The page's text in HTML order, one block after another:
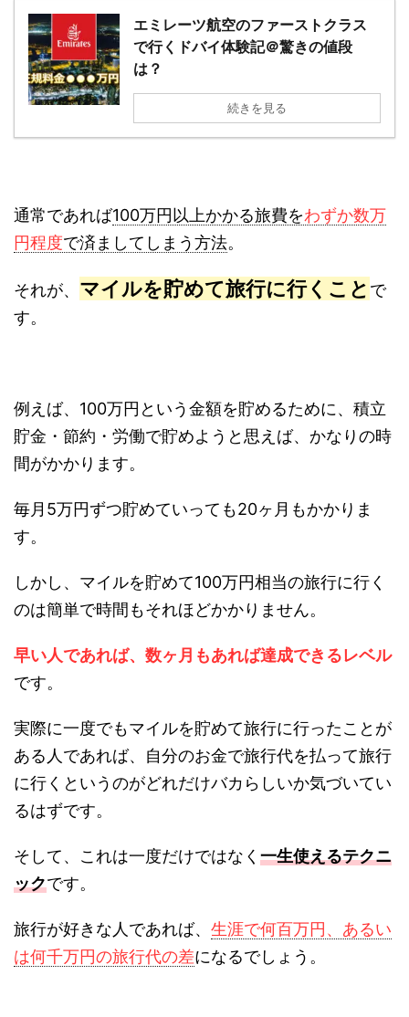
エミレーツ航空のファーストクラス
で行くドバイ体験記＠驚きの値段
は？
続きを見る
通常であれば100万円以上かかる旅費をわずか数万
円程度で済ましてしまう方法。
それが、 マイルを貯めて旅行に行くこと で
す。
例えば、100万円という金額を貯めるために、積立
貯金・節約・労働で貯めようと思えば、かなりの時
間がかかります。
毎月5万円ずつ貯めていっても20ヶ月もかかりま
す。
しかし、マイルを貯めて100万円相当の旅行に行く
のは簡単で時間もそれほどかかりません。
早い人であれば、数ヶ月もあれば達成できるレベル
です。
実際に一度でもマイルを貯めて旅行に行ったことが
ある人であれば、自分のお金で旅行代を払って旅行
に行くというのがどれだけバカらしいか気づいてい
るはずです。
そして、これは一度だけではなく 一生使えるテクニ
ックです。
旅行が好きな人であれば、 生涯で何百万円、あるい
は何千万円の旅行代の差になるでしょう。